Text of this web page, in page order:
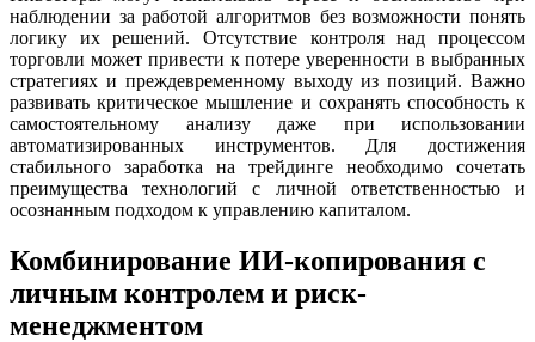
наблюдении за работой алгоритмов без возможности понять
логику их решений. Отсутствие контроля над процессом
торговли может привести к потере уверенности в выбранных
стратегиях и преждевременному выходу из позиций. Важно
развивать критическое мышление и сохранять способность к
самостоятельному анализу даже при использовании
автоматизированных инструментов. Для достижения
стабильного заработка на трейдинге необходимо сочетать
преимущества технологий с личной ответственностью и
осознанным подходом к управлению капиталом.
Комбинирование ИИ-копирования с
личным контролем и риск-
менеджментом